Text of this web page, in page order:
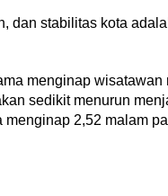
dan stabilitas kota
menginap
sedikit menurun
2,52 malam